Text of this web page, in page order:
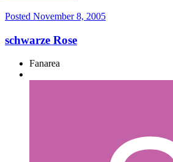
Posted November 8, 2005
schwarze Rose
Fanarea